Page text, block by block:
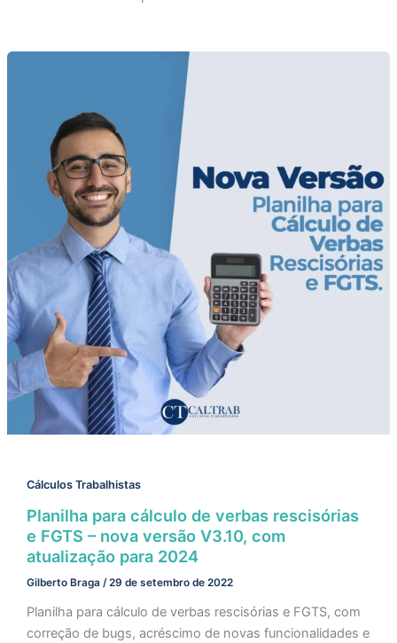
Cálculos Trabalhistas
Planilha para cálculo de verbas rescisórias
e FGTS – nova versão V3.10, com
atualização para 2024
Gilberto Braga /29 de setembro de 2022
Planilha para cálculo de verbas rescisórias e FGTS, com
correção de bugs, acréscimo de novas funcionalidades e